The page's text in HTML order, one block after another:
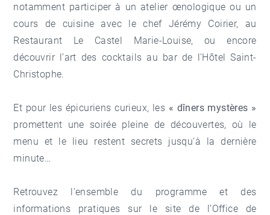
notamment participer à un atelier œnologique ou un
cours de cuisine avec le chef Jérémy Coirier, au
Restaurant Le Castel Marie-Louise, ou encore
découvrir l’art des cocktails au bar de l'Hôtel Saint-
Christophe.
Et pour les épicuriens curieux, les « dîners mystères »
promettent une soirée pleine de découvertes, où le
menu et le lieu restent secrets jusqu’à la dernière
minute…
Retrouvez l’ensemble du programme et des
informations pratiques sur le site de l’Office de